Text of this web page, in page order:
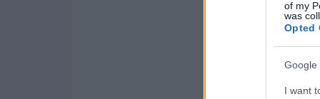
of my
was
Opted
Google
I want